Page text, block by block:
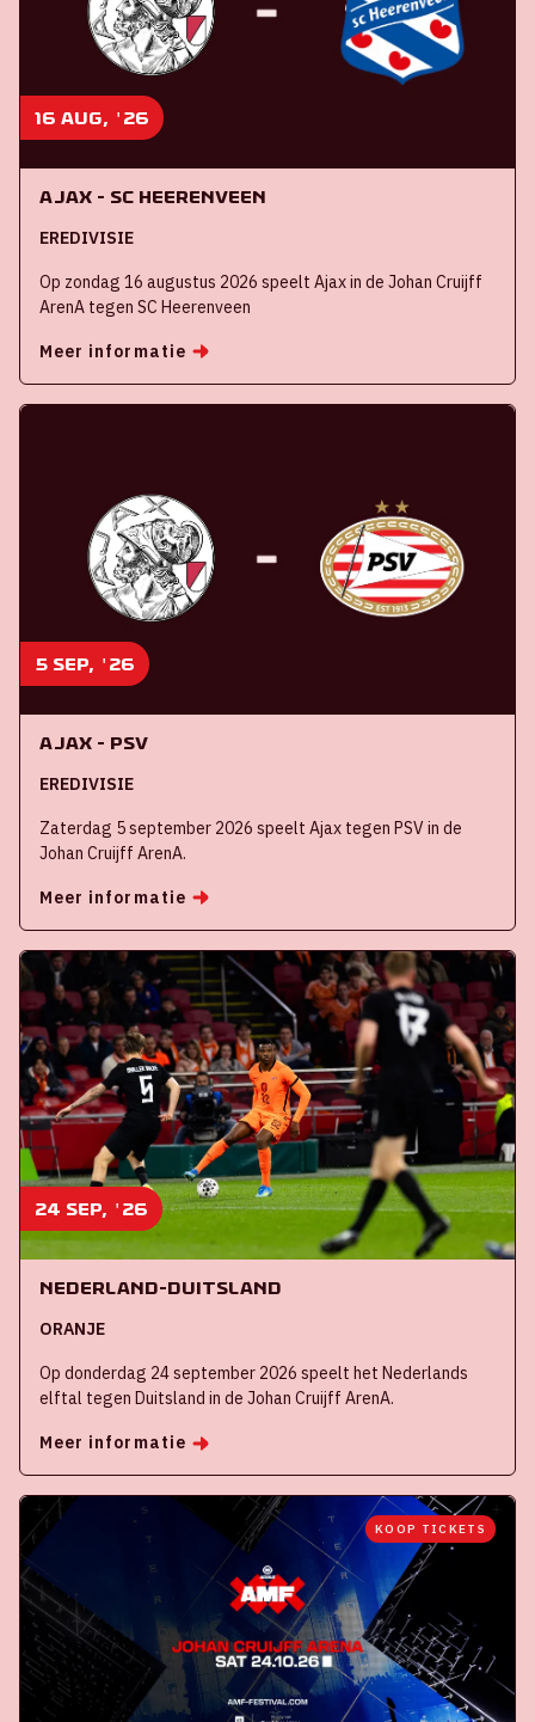
16 aug, '26
Ajax - SC Heerenveen
EREDIVISIE
Op zondag 16 augustus 2026 speelt Ajax in de Johan Cruijff
ArenA tegen SC Heerenveen
Meer informatie
5 sep, '26
Ajax - PSV
EREDIVISIE
Zaterdag 5 september 2026 speelt Ajax tegen PSV in de
Johan Cruijff ArenA.
Meer informatie
24 sep, '26
Nederland-Duitsland
ORANJE
Op donderdag 24 september 2026 speelt het Nederlands
elftal tegen Duitsland in de Johan Cruijff ArenA.
Meer informatie
KOOP TICKETS